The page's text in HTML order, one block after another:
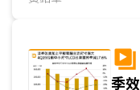
貨量皆將季減，且幅
大者將為手機應用，
整體台廠手機用LCD
需求不旺，預期第4
第3季台廠大尺寸
36.5%，且為連2季
季